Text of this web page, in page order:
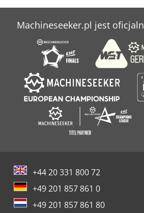
Machineseeker.pl jest
+44 20 331 800 72
+49 201 857 861 0
+49 201 857 861 80